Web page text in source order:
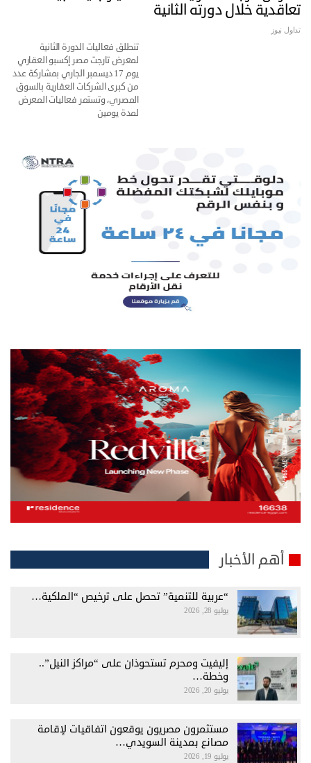
تعاقدية خلال دورته الثانية
تداول نيوز
تنطلق فعاليات الدورة الثانية
لمعرض تارجت مصر إكسبو العقاري
يوم 17 ديسمبر الجاري بمشاركة عدد
من كبرى الشركات العقارية بالسوق
المصري، وتستمر فعاليات المعرض
لمدة يومين
أهم الأخبار
“عربية للتنمية” تحصل على ترخيص “الملكية…
يوليو 28, 2026
إليفيت ومحرم تستحوذان على “مراكز النيل”..
وخطة…
يوليو 20, 2026
مستثمرون مصريون يوقعون اتفاقيات لإقامة
مصانع بمدينة السويدي…
يوليو 19, 2026